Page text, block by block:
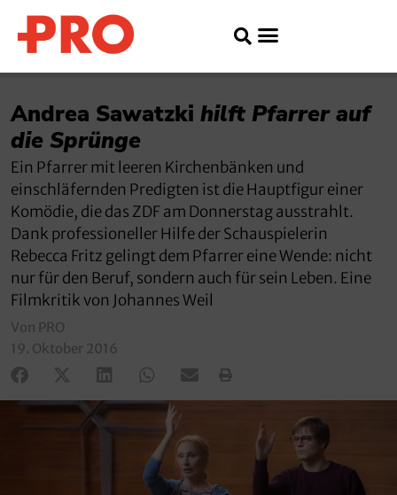
Andrea Sawatzki hilft Pfarrer auf
die Sprünge
Ein Pfarrer mit leeren Kirchenbänken und
einschläfernden Predigten ist die Hauptfigur einer
Komödie, die das ZDF am Donnerstag ausstrahlt.
Dank professioneller Hilfe der Schauspielerin
Rebecca Fritz gelingt dem Pfarrer eine Wende: nicht
nur für den Beruf, sondern auch für sein Leben. Eine
Filmkritik von Johannes Weil
Von PRO
19. Oktober 2016